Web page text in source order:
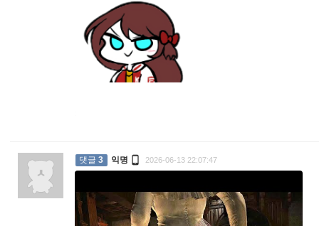
댓글 3 익명  2026-06-13 22:07:47